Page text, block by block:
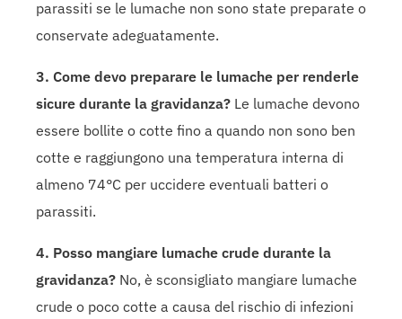
parassiti se le lumache non sono state preparate o
conservate adeguatamente.
3. Come devo preparare le lumache per renderle
sicure durante la gravidanza? Le lumache devono
essere bollite o cotte fino a quando non sono ben
cotte e raggiungono una temperatura interna di
almeno 74°C per uccidere eventuali batteri o
parassiti.
4. Posso mangiare lumache crude durante la
gravidanza? No, è sconsigliato mangiare lumache
crude o poco cotte a causa del rischio di infezioni